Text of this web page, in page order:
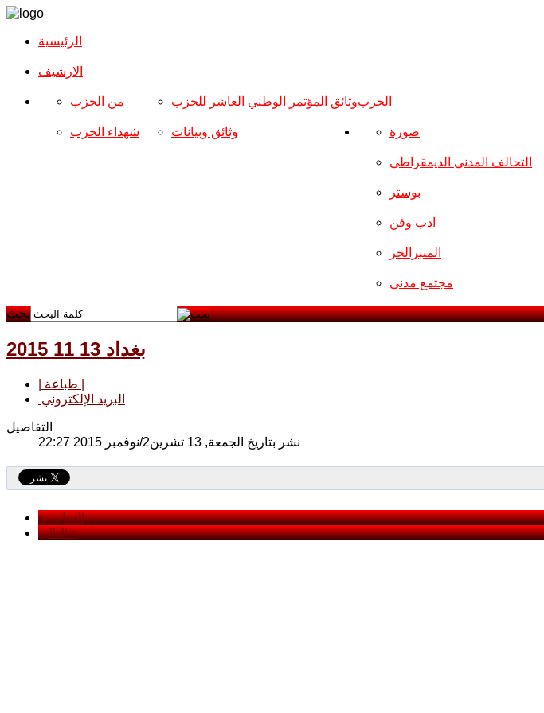
الرئيسية
الارشیف
الحزب من الحزب
شهداء الحزب
وثائق المؤتمر الوطني العاشر للحزب
وثائق وبيانات صورة
التحالف المدني الديمقراطي
بوستر
ادب وفن
المنبرالحر
مجتمع مدني
بحث
بغداد 13 11 2015
البريد الإلكتروني
التفاصيل
نشر بتاريخ الجمعة, 13 تشرين2/نوفمبر 2015 22:27
< السابق
التالي >